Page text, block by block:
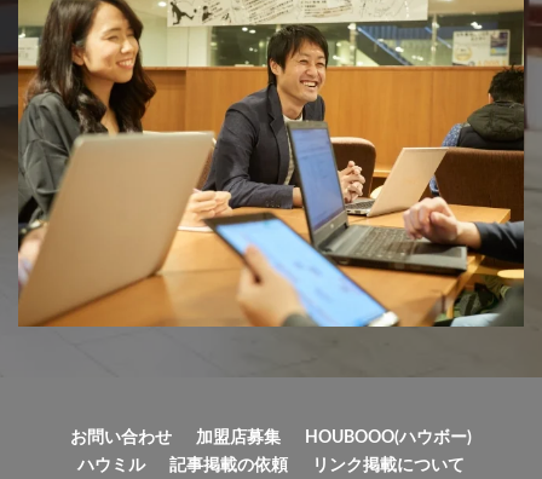
お問い合わせ 加盟店募集
HOUBOOO(ハウボー)
ハウミル
記事掲載の依頼 リンク掲載について